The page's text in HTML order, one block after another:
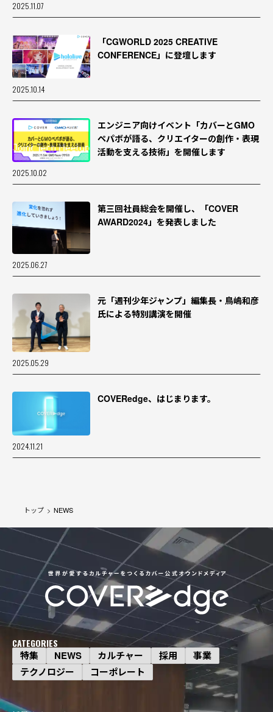
事業
テクノロジー
2026.07.23
たんインタビュー＆1日目・2日目レポート
特集
みこ POP UP SHOP』レポート＆担当者イ
事業
タレントの「やりたいこと」を掘り下げ
る。ホロライブのイラストができるまで
2026.08.06
京都から広がる“みこ活”の輪──『さくら
みこ POP UP SHOP』レポート＆担当者イ
ンタビュー
2026.07.09
2025.11.07
「CGWORLD 2025 CREATIVE
CONFERENCE」に登壇します
2025.10.14
エンジニア向けイベント「カバーとGMO
ペパボが語る、クリエイターの創作・表現
活動を支える技術」を開催します
2025.10.02
第三回社員総会を開催し、「COVER
AWARD2024」を発表しました
2025.06.27
元「週刊少年ジャンプ」編集長・鳥嶋和彦
氏による特別講演を開催
2025.05.29
COVERedge、はじまります。
2024.11.21
トップ NEWS
CATEGORIES
特集 NEWS カルチャー 採用
事業
テクノロジー
コーポレート